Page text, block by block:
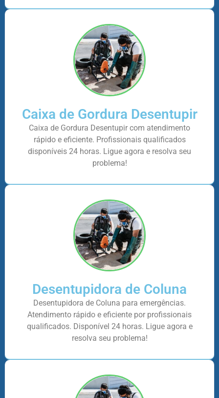
Caixa de Gordura Desentupir
Caixa de Gordura Desentupir com atendimento
rápido e eficiente. Profissionais qualificados
disponíveis 24 horas. Ligue agora e resolva seu
problema!
Desentupidora de Coluna
Desentupidora de Coluna para emergências.
Atendimento rápido e eficiente por profissionais
qualificados. Disponível 24 horas. Ligue agora e
resolva seu problema!